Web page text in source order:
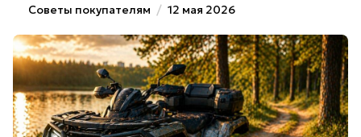
Советы покупателям / 12 мая 2026